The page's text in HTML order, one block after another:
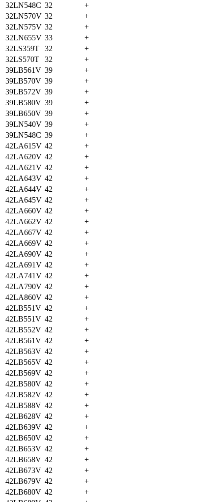
32LN548C 32
+
32LN570V 32
+
32LN575V 32
+
32LN655V 33
+
32LS359T
32
+
32LS570T
32
+
39LB561V 39
+
39LB570V 39
+
39LB572V 39
+
39LB580V 39
+
39LB650V 39
+
39LN540V 39
+
39LN548C 39
+
42LA615V 42
+
42LA620V 42
+
42LA621V 42
+
42LA643V 42
+
42LA644V 42
+
42LA645V 42
+
42LA660V 42
+
42LA662V 42
+
42LA667V 42
+
42LA669V 42
+
42LA690V 42
+
42LA691V 42
+
42LA741V 42
+
42LA790V 42
+
42LA860V 42
+
42LB551V 42
+
42LB551V 42
+
42LB552V 42
+
42LB561V 42
+
42LB563V 42
+
42LB565V 42
+
42LB569V 42
+
42LB580V 42
+
42LB582V 42
+
42LB588V 42
+
42LB628V 42
+
42LB639V 42
+
42LB650V 42
+
42LB653V 42
+
42LB658V 42
+
42LB673V 42
+
42LB679V 42
+
42LB680V 42
+